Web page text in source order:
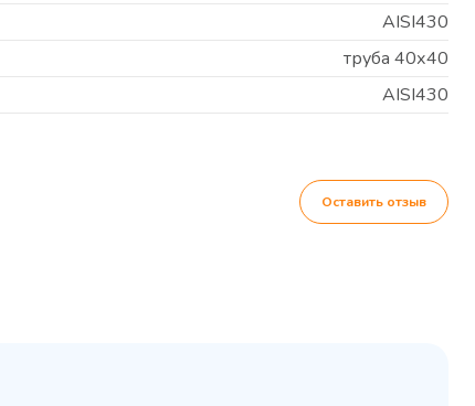
AISI430
труба 40х40
AISI430
Оставить отзыв